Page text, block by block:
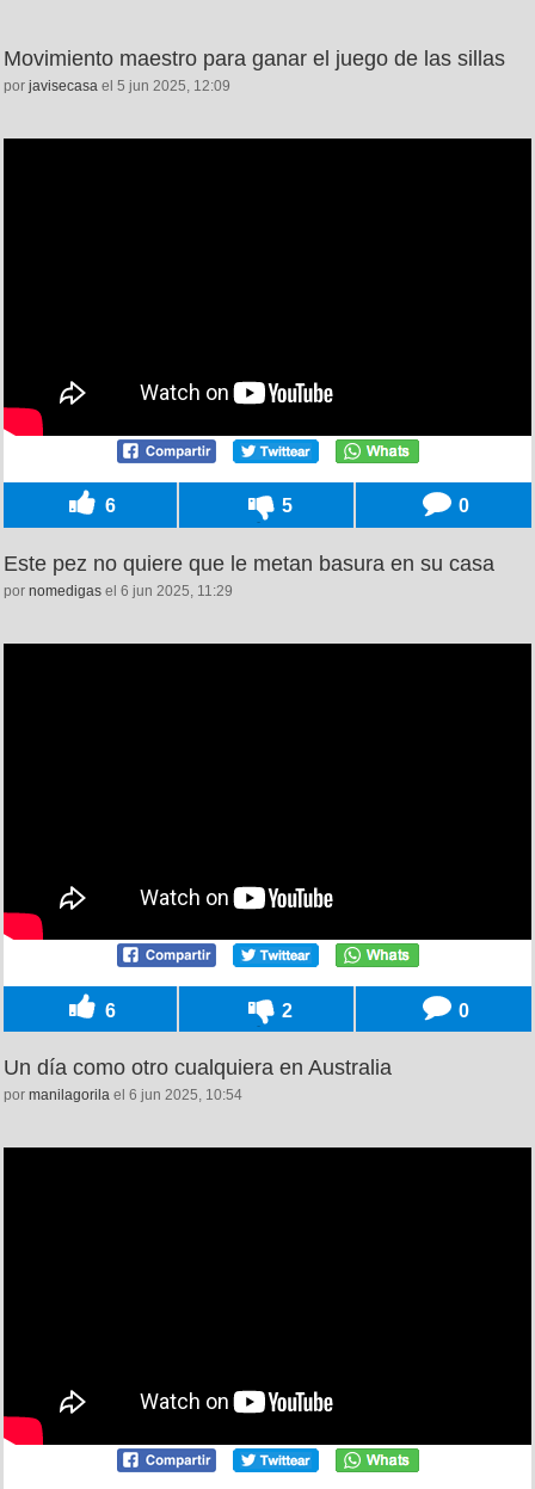
Movimiento maestro para ganar el juego de las sillas
por javisecasa el 5 jun 2025, 12:09
6 5 0
Este pez no quiere que le metan basura en su casa
por nomedigas el 6 jun 2025, 11:29
6 2 0
Un día como otro cualquiera en Australia
por manilagorila el 6 jun 2025, 10:54